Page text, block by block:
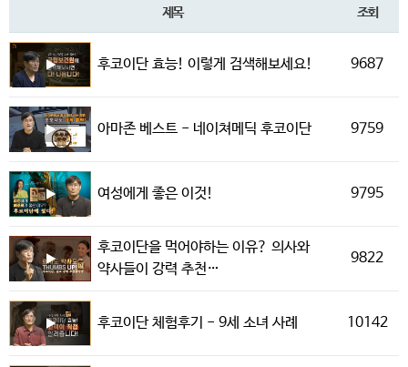
제목 조회
후코이단 효능! 이렇게 검색해보세요! 9687
아마존 베스트 - 네이쳐메딕 후코이단 9759
여성에게 좋은 이것! 9795
후코이단을 먹어야하는 이유? 의사와
약사들이 강력 추천…
9822
후코이단 체험후기 - 9세 소녀 사례 10142